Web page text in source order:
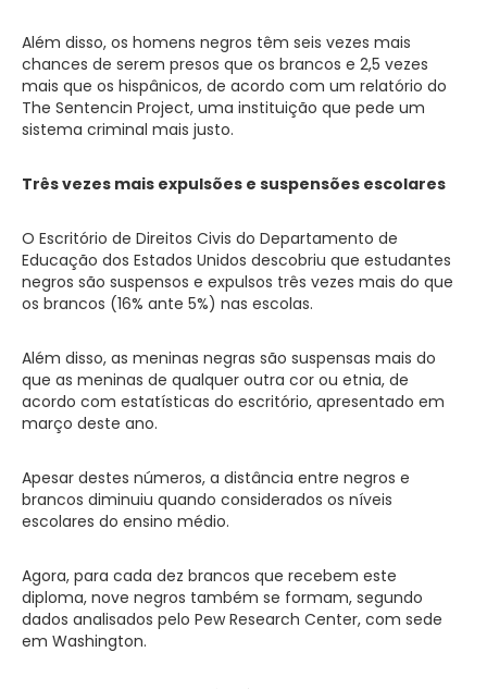
Além disso, os homens negros têm seis vezes mais
chances de serem presos que os brancos e 2,5 vezes
mais que os hispânicos, de acordo com um relatório do
The Sentencin Project, uma instituição que pede um
sistema criminal mais justo.
Três vezes mais expulsões e suspensões escolares
O Escritório de Direitos Civis do Departamento de
Educação dos Estados Unidos descobriu que estudantes
negros são suspensos e expulsos três vezes mais do que
os brancos (16% ante 5%) nas escolas.
Além disso, as meninas negras são suspensas mais do
que as meninas de qualquer outra cor ou etnia, de
acordo com estatísticas do escritório, apresentado em
março deste ano.
Apesar destes números, a distância entre negros e
brancos diminuiu quando considerados os níveis
escolares do ensino médio.
Agora, para cada dez brancos que recebem este
diploma, nove negros também se formam, segundo
dados analisados pelo Pew Research Center, com sede
em Washington.